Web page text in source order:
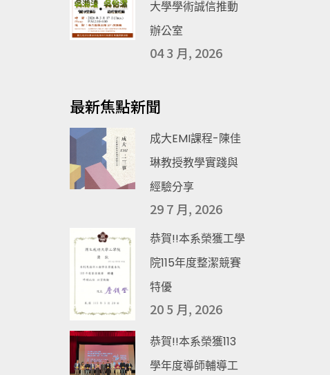
大學學術誠信推動
辦公室
04 3 月, 2026
最新焦點新聞
成大EMI課程-陳佳
琳教授教學實踐與
經驗分享
29 7 月, 2026
恭賀!!本系榮獲工學
院115年度整潔競賽
特優
20 5 月, 2026
恭賀!!本系榮獲113
學年度導師輔導工